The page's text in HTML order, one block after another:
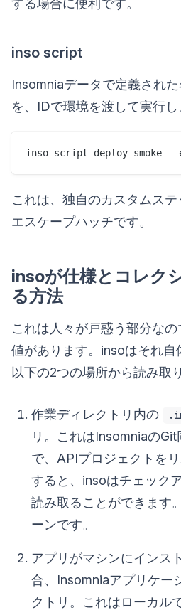
する場合に便利です。
inso script
Insomniaデータで定義され
を、IDで環境を渡して実行し
これは、独自のカスタムス
エスケープハッチです。
insoが仕様とコレク
る方法
これは人々が戸惑う部分な
値があります。insoはそれ自
以下の2つの場所から読み取
作業ディレクトリ内の
リ。これはInsomniaの
で、APIプロジェクトを
すると、insoはチェック
読み取ることができます
ーンです。
アプリがマシンにインス
合、Insomniaアプリケー
クトリ。これはローカル